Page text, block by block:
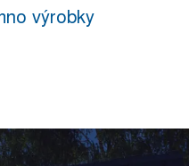
výrobky